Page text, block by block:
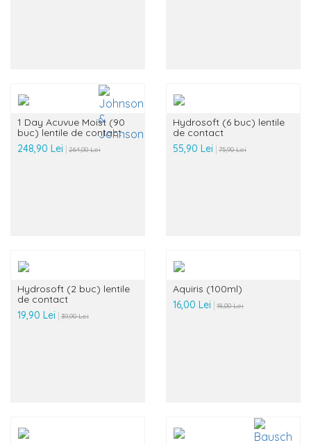
1 Day Acuvue Moist (90
buc) lentile de contact
248,90 Lei
264,00 Lei
Hydrosoft (6 buc) lentile
de contact
55,90 Lei
75,90 Lei
Hydrosoft (2 buc) lentile
de contact
19,90 Lei
39,90 Lei
Aquiris (100ml)
16,00 Lei
18,00 Lei